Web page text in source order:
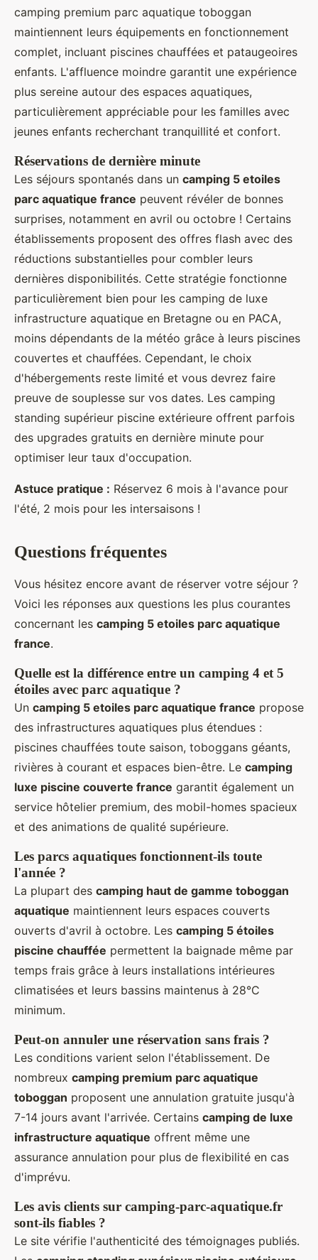
camping premium parc aquatique toboggan
maintiennent leurs équipements en fonctionnement
complet, incluant piscines chauffées et pataugeoires
enfants. L'affluence moindre garantit une expérience
plus sereine autour des espaces aquatiques,
particulièrement appréciable pour les familles avec
jeunes enfants recherchant tranquillité et confort.
Réservations de dernière minute
Les séjours spontanés dans un camping 5 etoiles
parc aquatique france peuvent révéler de bonnes
surprises, notamment en avril ou octobre ! Certains
établissements proposent des offres flash avec des
réductions substantielles pour combler leurs
dernières disponibilités. Cette stratégie fonctionne
particulièrement bien pour les camping de luxe
infrastructure aquatique en Bretagne ou en PACA,
moins dépendants de la météo grâce à leurs piscines
couvertes et chauffées. Cependant, le choix
d'hébergements reste limité et vous devrez faire
preuve de souplesse sur vos dates. Les camping
standing supérieur piscine extérieure offrent parfois
des upgrades gratuits en dernière minute pour
optimiser leur taux d'occupation.
Astuce pratique : Réservez 6 mois à l'avance pour
l'été, 2 mois pour les intersaisons !
Questions fréquentes
Vous hésitez encore avant de réserver votre séjour ?
Voici les réponses aux questions les plus courantes
concernant les camping 5 etoiles parc aquatique
france.
Quelle est la différence entre un camping 4 et 5
étoiles avec parc aquatique ?
Un camping 5 etoiles parc aquatique france propose
des infrastructures aquatiques plus étendues :
piscines chauffées toute saison, toboggans géants,
rivières à courant et espaces bien-être. Le camping
luxe piscine couverte france garantit également un
service hôtelier premium, des mobil-homes spacieux
et des animations de qualité supérieure.
Les parcs aquatiques fonctionnent-ils toute
l'année ?
La plupart des camping haut de gamme toboggan
aquatique maintiennent leurs espaces couverts
ouverts d'avril à octobre. Les camping 5 étoiles
piscine chauffée permettent la baignade même par
temps frais grâce à leurs installations intérieures
climatisées et leurs bassins maintenus à 28°C
minimum.
Peut-on annuler une réservation sans frais ?
Les conditions varient selon l'établissement. De
nombreux camping premium parc aquatique
toboggan proposent une annulation gratuite jusqu'à
7-14 jours avant l'arrivée. Certains camping de luxe
infrastructure aquatique offrent même une
assurance annulation pour plus de flexibilité en cas
d'imprévu.
Les avis clients sur camping-parc-aquatique.fr
sont-ils fiables ?
Le site vérifie l'authenticité des témoignages publiés.